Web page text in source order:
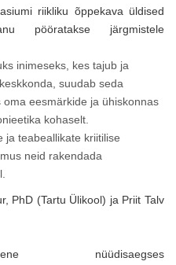
riikliku õppekava üldised
pööratakse järgmistele
inimeseks, kes tajub ja
suudab seda
eesmärkide ja ühiskonnas
kohaselt.
ja teabeallikate kriitilise
neid rakendada
PhD (Tartu Ülikool) ja Priit Talv
nüüdisaegses